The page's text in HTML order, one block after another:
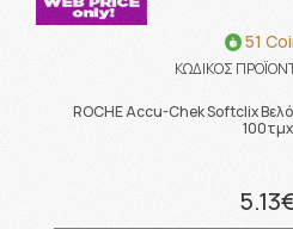
51
ΚΩΔΙΚΟΣ
ROCHE Accu-Chek Softclix
100τμχ